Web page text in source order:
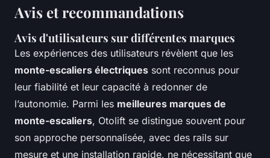
Avis et recommandations
Avis d'utilisateurs sur différentes marques
Les expériences des utilisateurs révèlent que les
monte-escaliers électriques sont reconnus pour
leur fiabilité et leur capacité à redonner de
l’autonomie. Parmi les meilleures marques de
monte-escaliers, Otolift se distingue souvent pour
son approche personnalisée, avec des rails sur
mesure et une installation rapide, ne nécessitant que